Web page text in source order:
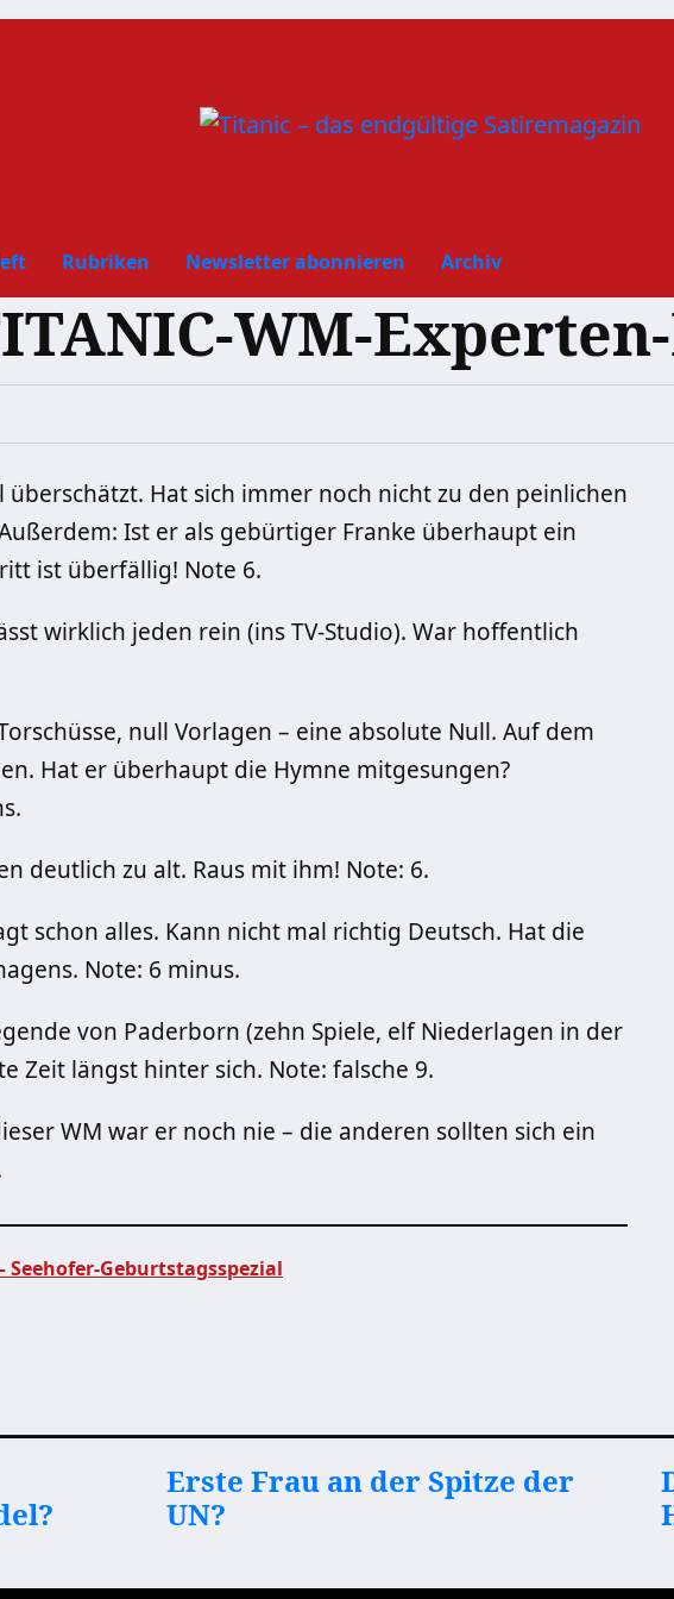
Rubriken Newsletter abonnieren Archiv
WM-
überschätzt. Hat sich immer noch nicht zu den peinlichen
Ist er als gebürtiger Franke überhaupt ein
ist überfällig! Note 6.
wirklich jeden rein (ins TV-Studio). War hoffentlich
null Vorlagen – eine absolute Null. Auf dem
Hat er überhaupt die Hymne mitgesungen?
deutlich zu alt. Raus mit ihm! Note: 6.
schon alles. Kann nicht mal richtig Deutsch. Hat die
Note: 6 minus.
von Paderborn (zehn Spiele, elf Niederlagen in der
Zeit längst hinter sich. Note: falsche 9.
WM war er noch nie – die anderen sollten sich ein
Seehofer-Geburtstagsspezial
Erste Frau an der Spitze der
UN?